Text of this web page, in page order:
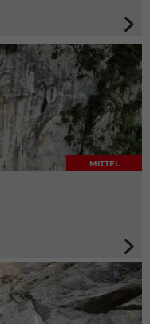
MITTEL